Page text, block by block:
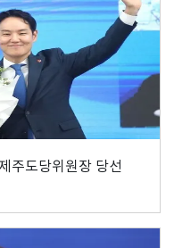
주도당위원장 당선